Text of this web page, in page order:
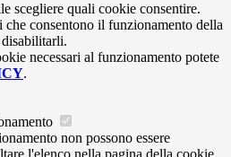
scegliere quali cookie consentire.
che consentono il funzionamento della
necessari al funzionamento potete
.
non possono essere